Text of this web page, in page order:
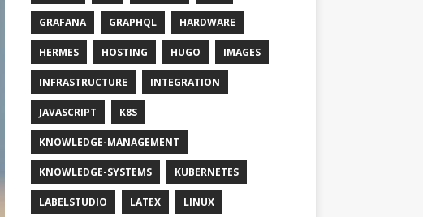
GRAFANA GRAPHQL HARDWARE
HERMES HOSTING HUGO IMAGES
INFRASTRUCTURE INTEGRATION
JAVASCRIPT K8S
KNOWLEDGE-MANAGEMENT
KNOWLEDGE-SYSTEMS KUBERNETES
LABELSTUDIO LATEX LINUX